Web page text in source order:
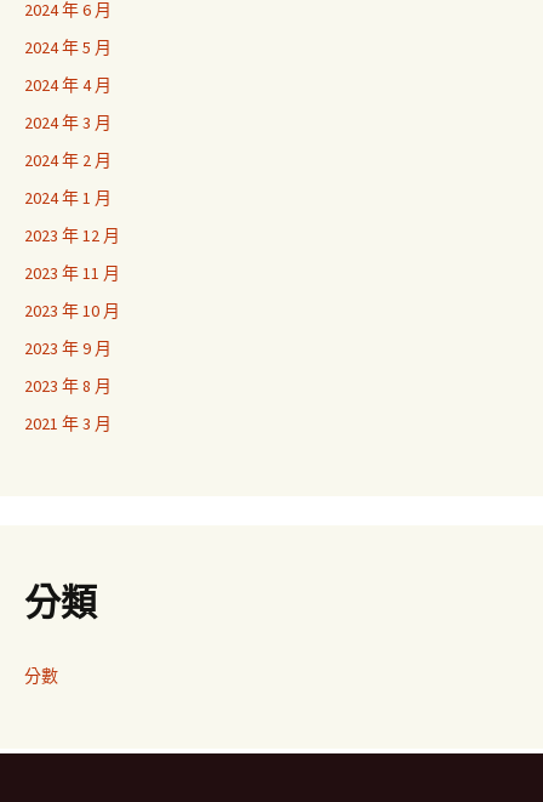
2024 年 6 月
2024 年 5 月
2024 年 4 月
2024 年 3 月
2024 年 2 月
2024 年 1 月
2023 年 12 月
2023 年 11 月
2023 年 10 月
2023 年 9 月
2023 年 8 月
2021 年 3 月
分類
分數